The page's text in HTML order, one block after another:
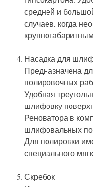
средней и
случаев, когда
Насадка для
Предназначена
полировочных
Удобная
шлифовку
Реноватора в
шлифовальных
Для полировки
специального
Скребок